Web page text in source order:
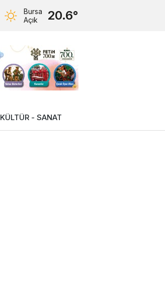
Bursa
Açık
20.6°
KÜLTÜR - SANAT